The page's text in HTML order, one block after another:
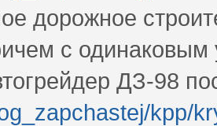
дорожное
с
ДЗ-98
kpp/